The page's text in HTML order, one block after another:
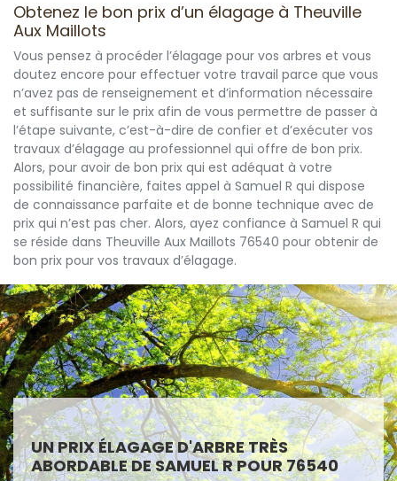
Obtenez le bon prix d’un élagage à Theuville
Aux Maillots
Vous pensez à procéder l’élagage pour vos arbres et vous
doutez encore pour effectuer votre travail parce que vous
n’avez pas de renseignement et d’information nécessaire
et suffisante sur le prix afin de vous permettre de passer à
l’étape suivante, c’est-à-dire de confier et d’exécuter vos
travaux d’élagage au professionnel qui offre de bon prix.
Alors, pour avoir de bon prix qui est adéquat à votre
possibilité financière, faites appel à Samuel R qui dispose
de connaissance parfaite et de bonne technique avec de
prix qui n’est pas cher. Alors, ayez confiance à Samuel R qui
se réside dans Theuville Aux Maillots 76540 pour obtenir de
bon prix pour vos travaux d’élagage.
UN PRIX ÉLAGAGE D'ARBRE TRÈS
ABORDABLE DE SAMUEL R POUR 76540